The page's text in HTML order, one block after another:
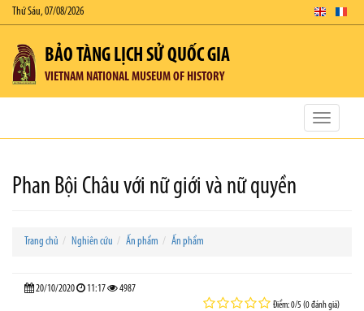
Thứ Sáu, 07/08/2026
BẢO TÀNG LỊCH SỬ QUỐC GIA
VIETNAM NATIONAL MUSEUM OF HISTORY
Toggle
Phan Bội Châu với nữ giới và nữ quyền
Trang chủ Nghiên cứu Ấn phẩm Ấn phẩm
20/10/2020 11:17 4987
Điểm: 0/5 (0 đánh giá)